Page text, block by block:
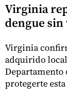
Virginia
dengue
Virginia
adquirido
Departamento
protegerte